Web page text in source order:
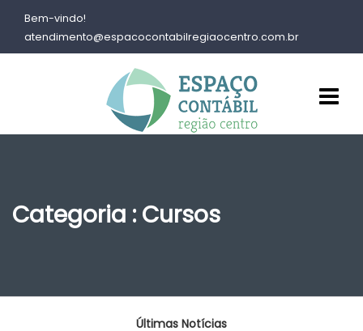
Bem-vindo!
atendimento@espacocontabilregiaocentro.com.br
Categoria : Cursos
Últimas Notícias